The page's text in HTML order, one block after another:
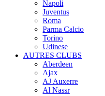
Napoli
Juventus
Roma
Parma Calcio
Torino
Udinese
AUTRES CLUBS
Aberdeen
Ajax
AJ Auxerre
Al Nassr